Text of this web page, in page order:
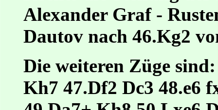
Alexander Graf -
Dautov nach 46.Kg2
Die weiteren Züge
Kh7 47.Df2 Dc3 48.e6